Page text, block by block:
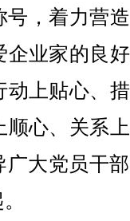
号，着力营
企业家的良
动上贴心、
顺心、关系
广大党员干